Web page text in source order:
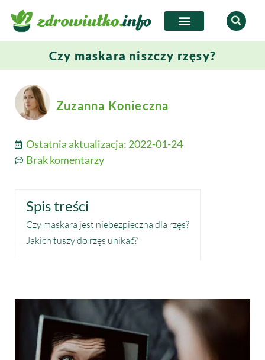
Czy maskara niszczy rzęsy?
Zuzanna Konieczna
Ostatnia aktualizacja: 2022-01-24
Brak komentarzy
Spis treści
Czy maskara jest niebezpieczna dla rzęs?
Jakich tuszy do rzęs unikać?